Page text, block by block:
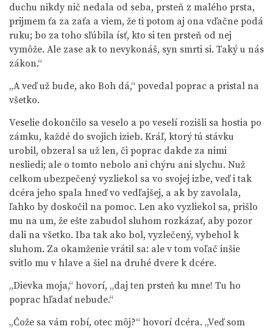
duchu nikdy nič nedala od seba, prsteň z malého prsta,
prijmem ťa za zaťa a viem, že ti potom aj ona vďačne podá
ruku; bo za toho sľúbila ísť, kto si ten prsteň od nej
vymôže. Ale zase ak to nevykonáš, syn smrti si. Taký u nás
zákon.“
„A veď už bude, ako Boh dá,“ povedal poprac a pristal na
všetko.
Veselie dokončilo sa veselo a po veselí rozišli sa hostia po
zámku, každé do svojich izieb. Kráľ, ktorý tú stávku
urobil, obzeral sa už len, či poprac dakde za nimi
nesliedi; ale o tomto nebolo ani chýru ani slychu. Nuž
celkom ubezpečený vyzliekol sa vo svojej izbe, veď i tak
dcéra jeho spala hneď vo vedľajšej, a ak by zavolala,
ľahko by doskočil na pomoc. Len ako vyzliekol sa, prišlo
mu na um, že ešte zabudol sluhom rozkázať, aby pozor
dali na všetko. Iba tak ako bol, vyzlečený, vybehol k
sluhom. Za okamženie vrátil sa: ale v tom voľač inšie
svitlo mu v hlave a šiel na druhé dvere k dcére.
„Dievka moja,“ hovorí, „daj ten prsteň ku mne! Tu ho
poprac hľadať nebude.“
„Čože sa vám robí, otec môj?“ hovorí dcéra. „Veď som